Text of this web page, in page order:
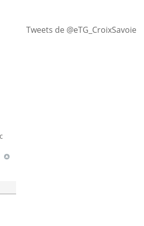
Tweets de @eTG_CroixSavoie